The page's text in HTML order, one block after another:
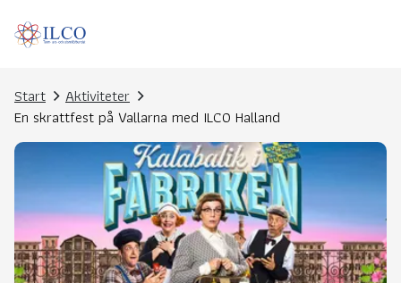
Start
Aktiviteter
En skrattfest på Vallarna med ILCO Halland